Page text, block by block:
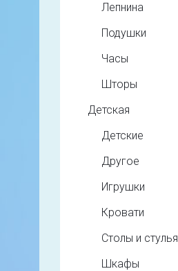
Лепнина
Подушки
Часы
Шторы
Детская
Детские
Другое
Игрушки
Кровати
Столы и стулья
Шкафы